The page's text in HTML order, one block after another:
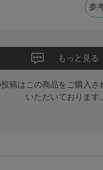
と嬉しいです。購入してよ
参
もっと見る
稿はこの商品をご購入さ
いただいております。